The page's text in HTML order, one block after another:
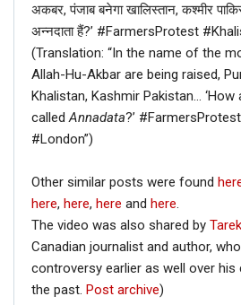
अकबर, पंजाब बनेगा खालिस्तान, कश्मीर
अन्नदाता हैं?’ #FarmersProtest
(Translation: “In the name of the
Allah-Hu-Akbar are being raised,
Khalistan, Kashmir Pakistan…
called Annadata?’
#London”)
Other similar posts were found
here, here, here and here
The video was also shared by
Canadian journalist and author,
controversy earlier as well over
the past. Post archive)